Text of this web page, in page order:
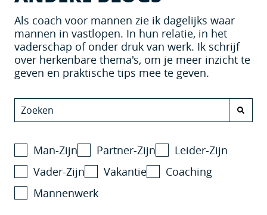
Als coach voor mannen zie ik dagelijks waar
mannen in vastlopen. In hun relatie, in het
vaderschap of onder druk van werk. Ik schrijf
over herkenbare thema's, om je meer inzicht te
geven en praktische tips mee te geven.
Man-Zijn Partner-Zijn
Leider-Zijn
Vader-Zijn
Vakantie
Coaching
Mannenwerk